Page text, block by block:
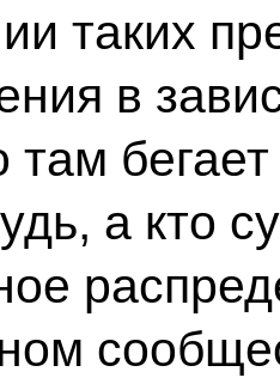
таких
в
там
а кто